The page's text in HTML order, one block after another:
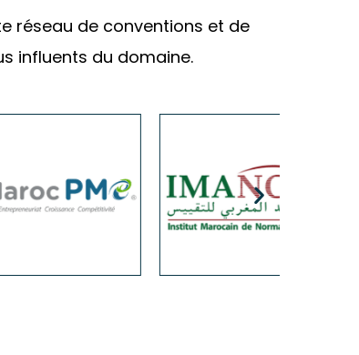
réseau de conventions et de
influents du domaine.